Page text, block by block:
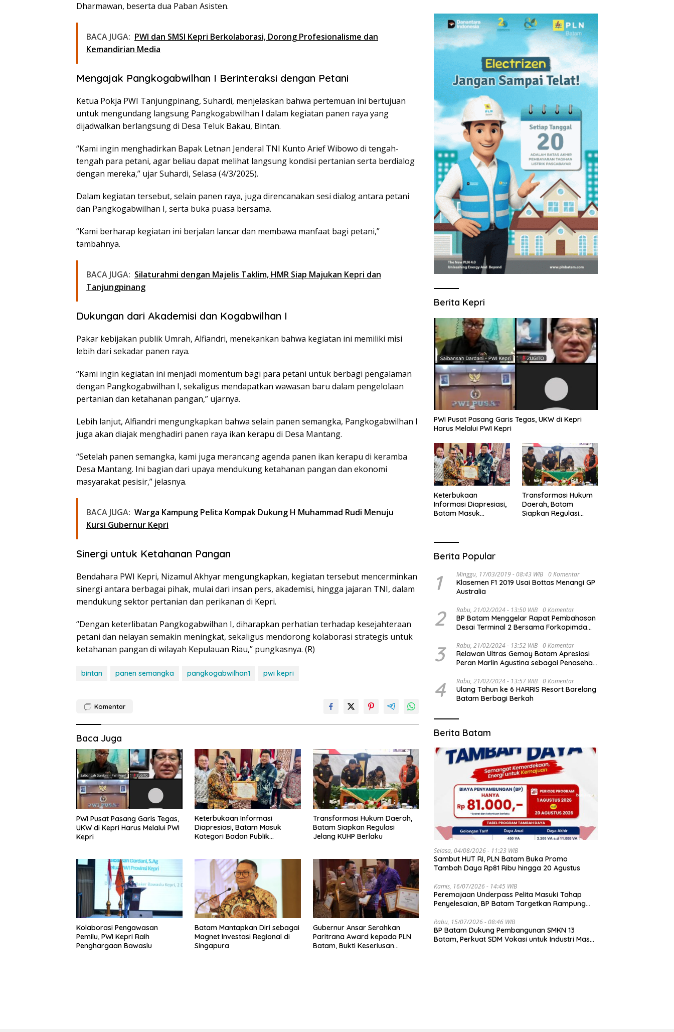
Dharmawan, beserta dua Paban Asisten.
BACA JUGA: PWI dan SMSI Kepri Berkolaborasi, Dorong Profesionalisme dan
Kemandirian Media
Mengajak Pangkogabwilhan I Berinteraksi dengan Petani
Ketua Pokja PWI Tanjungpinang, Suhardi, menjelaskan bahwa pertemuan ini bertujuan
untuk mengundang langsung Pangkogabwilhan I dalam kegiatan panen raya yang
dijadwalkan berlangsung di Desa Teluk Bakau, Bintan.
“Kami ingin menghadirkan Bapak Letnan Jenderal TNI Kunto Arief Wibowo di tengah-
tengah para petani, agar beliau dapat melihat langsung kondisi pertanian serta berdialog
dengan mereka,” ujar Suhardi, Selasa (4/3/2025).
Dalam kegiatan tersebut, selain panen raya, juga direncanakan sesi dialog antara petani
dan Pangkogabwilhan I, serta buka puasa bersama.
“Kami berharap kegiatan ini berjalan lancar dan membawa manfaat bagi petani,”
tambahnya.
BACA JUGA: Silaturahmi dengan Majelis Taklim, HMR Siap Majukan Kepri dan
Tanjungpinang
Dukungan dari Akademisi dan Kogabwilhan I
Pakar kebijakan publik Umrah, Alfiandri, menekankan bahwa kegiatan ini memiliki misi
lebih dari sekadar panen raya.
“Kami ingin kegiatan ini menjadi momentum bagi para petani untuk berbagi pengalaman
dengan Pangkogabwilhan I, sekaligus mendapatkan wawasan baru dalam pengelolaan
pertanian dan ketahanan pangan,” ujarnya.
Lebih lanjut, Alfiandri mengungkapkan bahwa selain panen semangka, Pangkogabwilhan I
juga akan diajak menghadiri panen raya ikan kerapu di Desa Mantang.
“Setelah panen semangka, kami juga merancang agenda panen ikan kerapu di keramba
Desa Mantang. Ini bagian dari upaya mendukung ketahanan pangan dan ekonomi
masyarakat pesisir,” jelasnya.
BACA JUGA: Warga Kampung Pelita Kompak Dukung H Muhammad Rudi Menuju
Kursi Gubernur Kepri
Sinergi untuk Ketahanan Pangan
Bendahara PWI Kepri, Nizamul Akhyar mengungkapkan, kegiatan tersebut mencerminkan
sinergi antara berbagai pihak, mulai dari insan pers, akademisi, hingga jajaran TNI, dalam
mendukung sektor pertanian dan perikanan di Kepri.
“Dengan keterlibatan Pangkogabwilhan I, diharapkan perhatian terhadap kesejahteraan
petani dan nelayan semakin meningkat, sekaligus mendorong kolaborasi strategis untuk
ketahanan pangan di wilayah Kepulauan Riau,” pungkasnya. (R)
bintan panen semangka pangkogabwilhan1 pwi kepri
Komentar
Baca Juga
PWI Pusat Pasang Garis Tegas,
UKW di Kepri Harus Melalui PWI
Kepri
Keterbukaan Informasi
Diapresiasi, Batam Masuk
Kategori Badan Publik
Transformasi Hukum Daerah,
Batam Siapkan Regulasi
Jelang KUHP Berlaku
Kolaborasi Pengawasan
Pemilu, PWI Kepri Raih
Penghargaan Bawaslu
Batam Mantapkan Diri sebagai
Magnet Investasi Regional di
Singapura
Gubernur Ansar Serahkan
Paritrana Award kepada PLN
Batam, Bukti Keseriusan
Berita Kepri
PWI Pusat Pasang Garis Tegas, UKW di Kepri
Harus Melalui PWI Kepri
Keterbukaan
Informasi Diapresiasi,
Batam Masuk
Transformasi Hukum
Daerah, Batam
Siapkan Regulasi
Berita Popular
1 Minggu, 17/03/2019 - 08:43 WIB 0 Komentar
Klasemen F1 2019 Usai Bottas Menangi GP
Australia
2 Rabu, 21/02/2024 - 13:50 WIB 0 Komentar
BP Batam Menggelar Rapat Pembahasan
Desai Terminal 2 Bersama Forkopimda
3 Rabu, 21/02/2024 - 13:52 WIB 0 Komentar
Relawan Ultras Gemoy Batam Apresiasi
Peran Marlin Agustina sebagai Penasehat
4 Rabu, 21/02/2024 - 13:57 WIB 0 Komentar
Ulang Tahun ke 6 HARRIS Resort Barelang
Batam Berbagi Berkah
Berita Batam
Selasa, 04/08/2026 - 11:23 WIB
Sambut HUT RI, PLN Batam Buka Promo
Tambah Daya Rp81 Ribu hingga 20 Agustus
Kamis, 16/07/2026 - 14:45 WIB
Peremajaan Underpass Pelita Masuki Tahap
Penyelesaian, BP Batam Targetkan Rampung
Rabu, 15/07/2026 - 08:46 WIB
BP Batam Dukung Pembangunan SMKN 13
Batam, Perkuat SDM Vokasi untuk Industri Masa